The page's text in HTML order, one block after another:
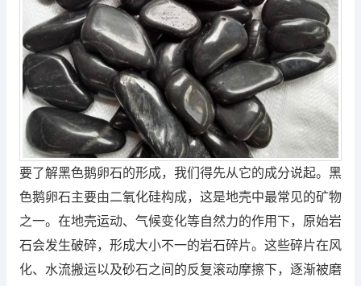
要了解黑色鹅卵石的形成，我们得先从它的成分说起。黑
色鹅卵石主要由二氧化硅构成，这是地壳中最常见的矿物
之一。在地壳运动、气候变化等自然力的作用下，原始岩
石会发生破碎，形成大小不一的岩石碎片。这些碎片在风
化、水流搬运以及砂石之间的反复滚动摩擦下，逐渐被磨